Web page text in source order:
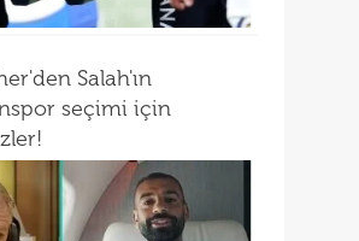
Salah'ın
seçimi için